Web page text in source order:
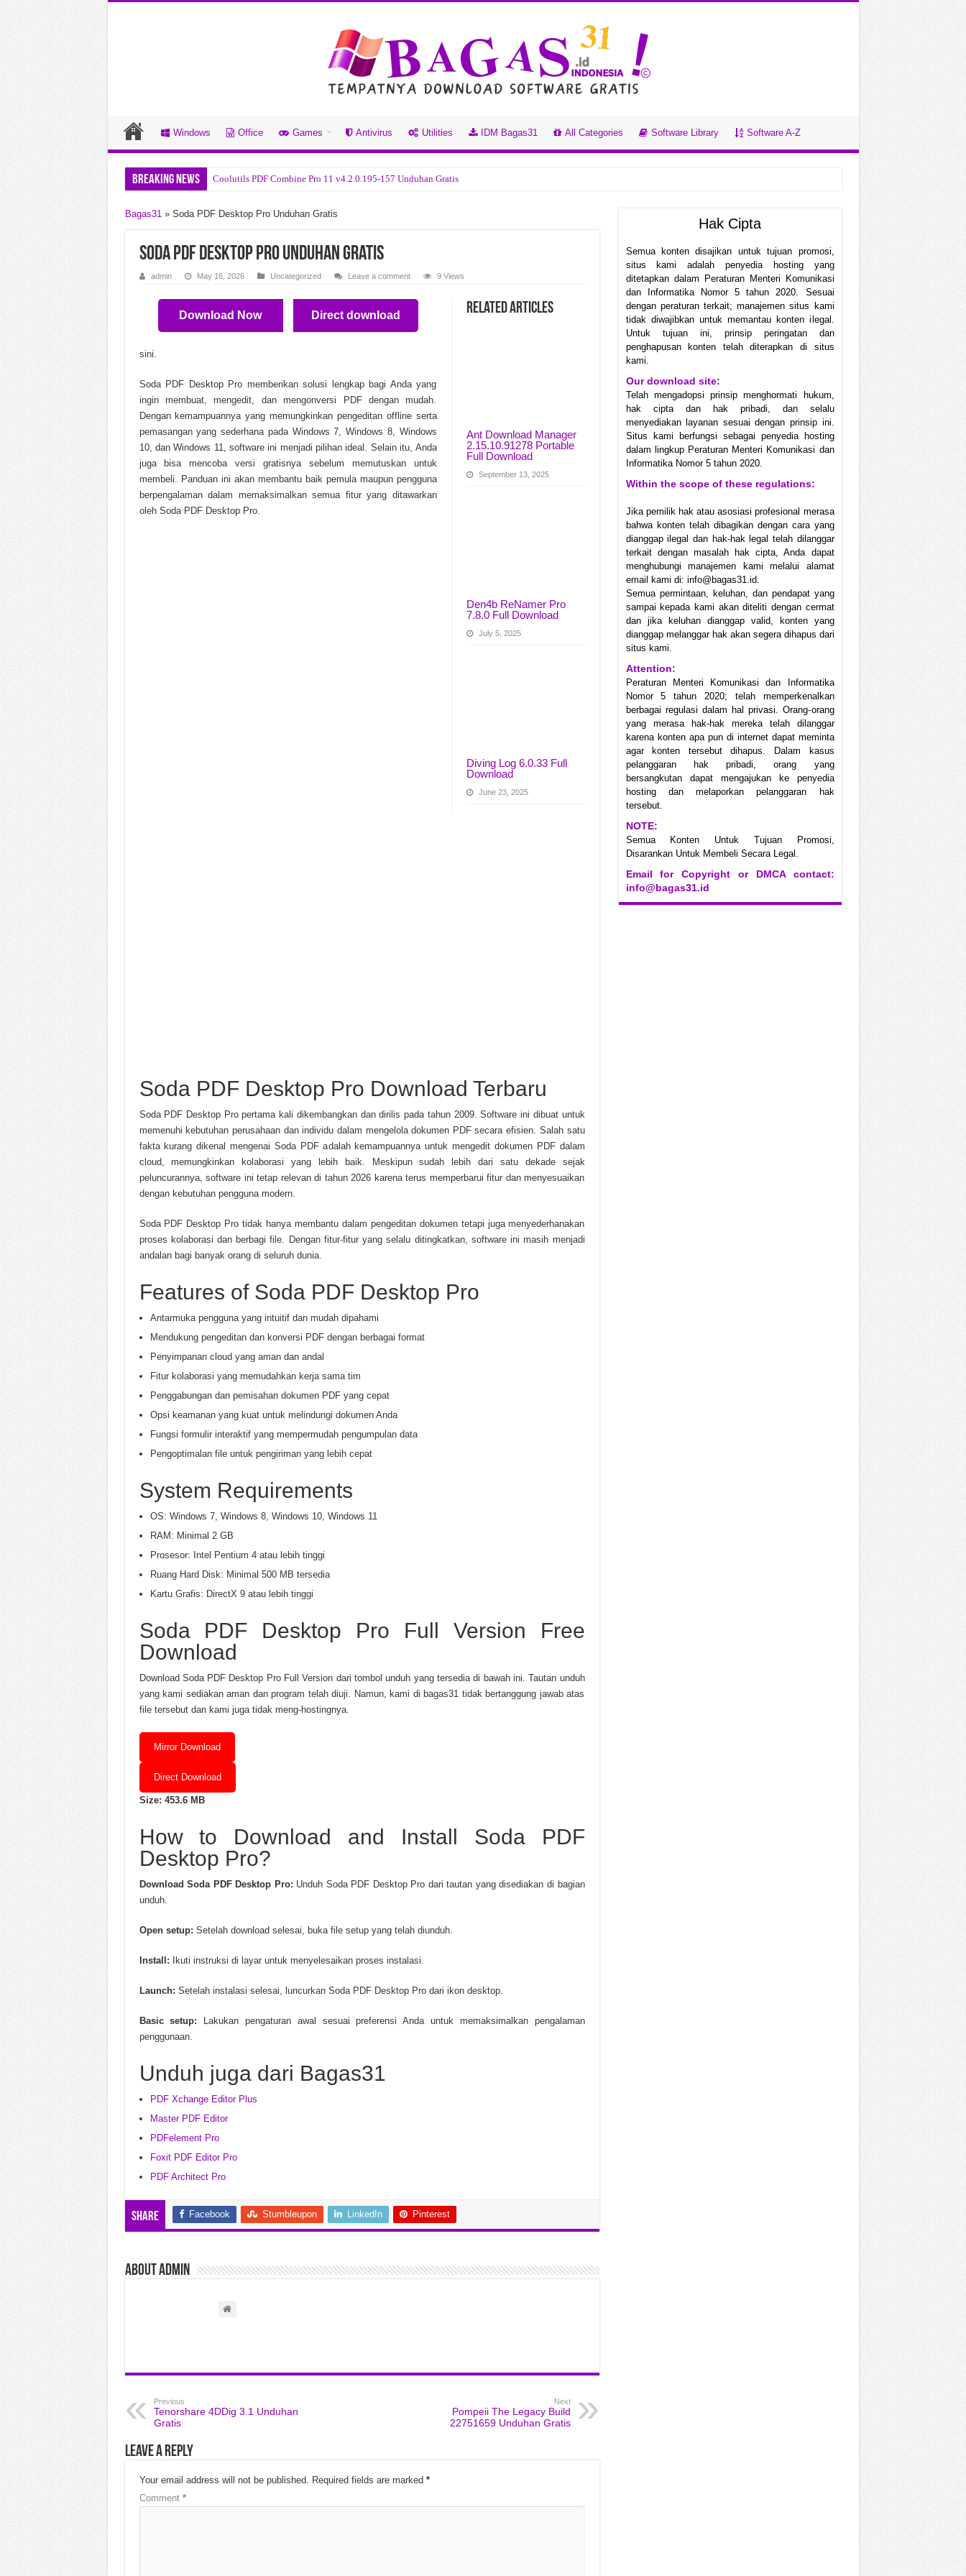
Windows Office Games Antivirus Utilities IDM Bagas31 All Categories Software Library Software A-Z
Breaking News Coolutils PDF Combine Pro 11 v4.2.0.195-157 Unduhan Gratis
DYSPLACED v0.7.7.2 Unduhan Gratis
CloverPit Build 22785177 Unduhan Gratis
Draft Day Sports Pro Basketball 2026 Build 22850489 Unduhan Gratis
Chinese Frontiers v2.3.2582 Unduhan Gratis
Bagas31» Soda PDF Desktop Pro Unduhan Gratis
Soda PDF Desktop Pro Unduhan Gratis
admin May 16, 2026 Uncategorized Leave a comment 9 Views
Related Articles
Ant Download Manager
2.15.10.91278 Portable
Full Download
September 13, 2025
Den4b ReNamer Pro
7.8.0 Full Download
July 5, 2025
Diving Log 6.0.33 Full
Download
June 23, 2025
Download Now Direct download
sini.
Soda PDF Desktop Pro memberikan solusi lengkap bagi Anda yang
ingin membuat, mengedit, dan mengonversi PDF dengan mudah.
Dengan kemampuannya yang memungkinkan pengeditan offline serta
pemasangan yang sederhana pada Windows 7, Windows 8, Windows
10, dan Windows 11, software ini menjadi pilihan ideal. Selain itu, Anda
juga bisa mencoba versi gratisnya sebelum memutuskan untuk
membeli. Panduan ini akan membantu baik pemula maupun pengguna
berpengalaman dalam memaksimalkan semua fitur yang ditawarkan
oleh Soda PDF Desktop Pro.
Soda PDF Desktop Pro Download Terbaru
Soda PDF Desktop Pro pertama kali dikembangkan dan dirilis pada tahun 2009. Software ini dibuat untuk
memenuhi kebutuhan perusahaan dan individu dalam mengelola dokumen PDF secara efisien. Salah satu
fakta kurang dikenal mengenai Soda PDF adalah kemampuannya untuk mengedit dokumen PDF dalam
cloud, memungkinkan kolaborasi yang lebih baik. Meskipun sudah lebih dari satu dekade sejak
peluncurannya, software ini tetap relevan di tahun 2026 karena terus memperbarui fitur dan menyesuaikan
dengan kebutuhan pengguna modern.
Soda PDF Desktop Pro tidak hanya membantu dalam pengeditan dokumen tetapi juga menyederhanakan
proses kolaborasi dan berbagi file. Dengan fitur-fitur yang selalu ditingkatkan, software ini masih menjadi
andalan bagi banyak orang di seluruh dunia.
Features of Soda PDF Desktop Pro
Antarmuka pengguna yang intuitif dan mudah dipahami
Mendukung pengeditan dan konversi PDF dengan berbagai format
Penyimpanan cloud yang aman dan andal
Fitur kolaborasi yang memudahkan kerja sama tim
Penggabungan dan pemisahan dokumen PDF yang cepat
Opsi keamanan yang kuat untuk melindungi dokumen Anda
Fungsi formulir interaktif yang mempermudah pengumpulan data
Pengoptimalan file untuk pengiriman yang lebih cepat
System Requirements
OS: Windows 7, Windows 8, Windows 10, Windows 11
RAM: Minimal 2 GB
Prosesor: Intel Pentium 4 atau lebih tinggi
Ruang Hard Disk: Minimal 500 MB tersedia
Kartu Grafis: DirectX 9 atau lebih tinggi
Soda PDF Desktop Pro Full Version Free
Download
Download Soda PDF Desktop Pro Full Version dari tombol unduh yang tersedia di bawah ini. Tautan unduh
yang kami sediakan aman dan program telah diuji. Namun, kami di bagas31 tidak bertanggung jawab atas
file tersebut dan kami juga tidak meng-hostingnya.
Mirror Download
Direct Download
Size: 453.6 MB
How to Download and Install Soda PDF
Desktop Pro?
Download Soda PDF Desktop Pro: Unduh Soda PDF Desktop Pro dari tautan yang disediakan di bagian
unduh.
Open setup: Setelah download selesai, buka file setup yang telah diunduh.
Install: Ikuti instruksi di layar untuk menyelesaikan proses instalasi.
Launch: Setelah instalasi selesai, luncurkan Soda PDF Desktop Pro dari ikon desktop.
Basic setup: Lakukan pengaturan awal sesuai preferensi Anda untuk memaksimalkan pengalaman
penggunaan.
Unduh juga dari Bagas31
PDF Xchange Editor Plus
Master PDF Editor
PDFelement Pro
Foxit PDF Editor Pro
PDF Architect Pro
Share Facebook Stumbleupon LinkedIn Pinterest
About admin
Previous
Tenorshare 4DDig 3.1 Unduhan
Gratis
Next
Pompeii The Legacy Build
22751659 Unduhan Gratis
Leave a Reply
Your email address will not be published. Required fields are marked *
Comment *
Hak Cipta
Semua konten disajikan untuk tujuan promosi,
situs kami adalah penyedia hosting yang
ditetapkan dalam Peraturan Menteri Komunikasi
dan Informatika Nomor 5 tahun 2020. Sesuai
dengan peraturan terkait; manajemen situs kami
tidak diwajibkan untuk memantau konten ilegal.
Untuk tujuan ini, prinsip peringatan dan
penghapusan konten telah diterapkan di situs
kami.
Our download site:
Telah mengadopsi prinsip menghormati hukum,
hak cipta dan hak pribadi, dan selalu
menyediakan layanan sesuai dengan prinsip ini.
Situs kami berfungsi sebagai penyedia hosting
dalam lingkup Peraturan Menteri Komunikasi dan
Informatika Nomor 5 tahun 2020.
Within the scope of these regulations:
Jika pemilik hak atau asosiasi profesional merasa
bahwa konten telah dibagikan dengan cara yang
dianggap ilegal dan hak-hak legal telah dilanggar
terkait dengan masalah hak cipta, Anda dapat
menghubungi manajemen kami melalui alamat
email kami di: info@bagas31.id.
Semua permintaan, keluhan, dan pendapat yang
sampai kepada kami akan diteliti dengan cermat
dan jika keluhan dianggap valid, konten yang
dianggap melanggar hak akan segera dihapus dari
situs kami.
Attention:
Peraturan Menteri Komunikasi dan Informatika
Nomor 5 tahun 2020; telah memperkenalkan
berbagai regulasi dalam hal privasi. Orang-orang
yang merasa hak-hak mereka telah dilanggar
karena konten apa pun di internet dapat meminta
agar konten tersebut dihapus. Dalam kasus
pelanggaran hak pribadi, orang yang
bersangkutan dapat mengajukan ke penyedia
hosting dan melaporkan pelanggaran hak
tersebut.
NOTE:
Semua Konten Untuk Tujuan Promosi,
Disarankan Untuk Membeli Secara Legal.
Email for Copyright or DMCA contact:
info@bagas31.id